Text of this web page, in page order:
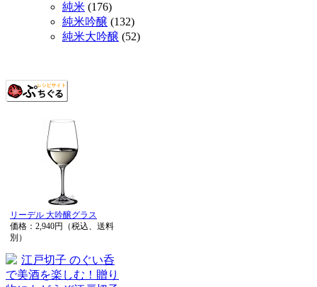
純米 (176)
純米吟醸 (132)
純米大吟醸 (52)
リーデル 大吟醸グラス
価格：2,940円（税込、送料
別）